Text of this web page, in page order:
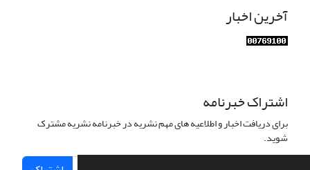
آخرین اخبار
اشتراک خبرنامه
برای دریافت اخبار و اطلاعیه های مهم نشریه در خبرنامه نشریه مشترک
شوید.